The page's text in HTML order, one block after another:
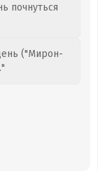
почнуться
("Мирон-